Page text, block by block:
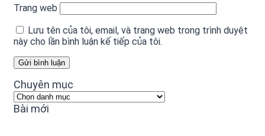
Trang web
Lưu tên của tôi, email, và trang web trong trình duyệt
này cho lần bình luận kế tiếp của tôi.
Chuyên mục
Chuyên
mục
Bài mới